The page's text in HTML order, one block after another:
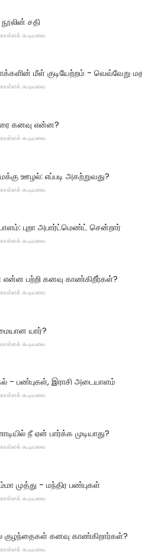
நூலின் சதி
கொள்ளக் கூடியவை
மீள் குடியேற்றம் - வெவ்வேறு
கொள்ளக் கூடியவை
கனவு என்ன?
கொள்ளக் கூடியவை
ஊழல்: எப்படி அகற்றுவது?
கொள்ளக் கூடியவை
புறா அபார்ட்மெண்ட் சென்றார்
கொள்ளக் கூடியவை
பற்றி கனவு காண்கிறீர்கள்?
கொள்ளக் கூடியவை
யார்?
கொள்ளக் கூடியவை
- பண்புகள், இராசி அடையாளம்
கொள்ளக் கூடியவை
நீ ஏன் பார்க்க முடியாது?
கொள்ளக் கூடியவை
முத்து - மந்திர பண்புகள்
கொள்ளக் கூடியவை
குழந்தைகள் கனவு காண்கிறார்கள்?
கொள்ளக் கூடியவை